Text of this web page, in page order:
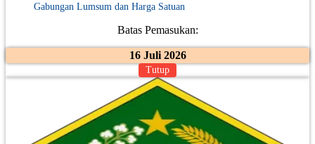
Gabungan Lumsum dan Harga Satuan
Batas Pemasukan:
16 Juli 2026
Tutup